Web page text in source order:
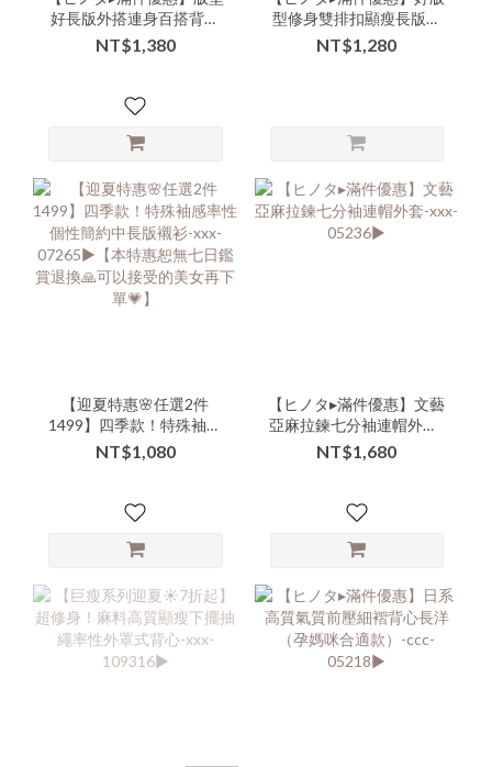
好長版外搭連身百搭背心
外套-xxx-309304▶
NT$1,380
型修身雙排扣顯瘦長版西
裝百搭牛仔背心-xxx-
310328▶
NT$1,280
【迎夏特惠🌸任選2件
1499】四季款！特殊袖感
率性個性簡約中長版襯衫-
xxx-07265▶【本特惠恕無
的美女再下單💗】
NT$1,080
【ヒノタ▸滿件優惠】文藝
亞麻拉鍊七分袖連帽外套-
xxx-05236▶
NT$1,680